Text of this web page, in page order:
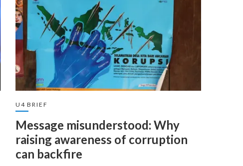
U4 BRIEF
Message misunderstood: Why
raising awareness of corruption
can backfire